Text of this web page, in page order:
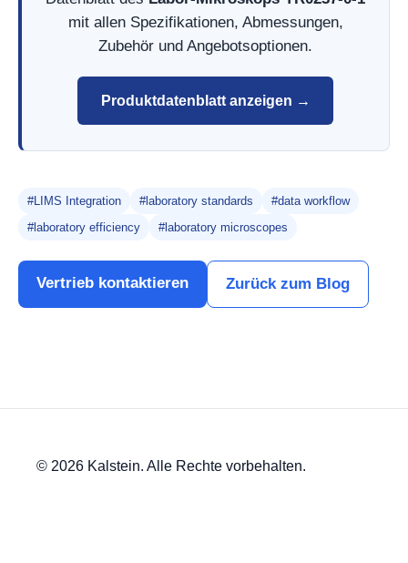
mit allen Spezifikationen, Abmessungen,
Zubehör und Angebotsoptionen.
Produktdatenblatt anzeigen →
#LIMS Integration #laboratory standards
#data workflow
#laboratory efficiency
#laboratory microscopes
Vertrieb kontaktieren Zurück zum Blog
© 2026 Kalstein. Alle Rechte vorbehalten.